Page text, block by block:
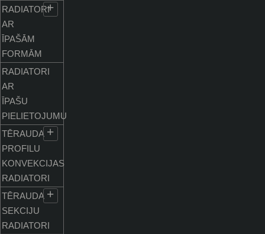
RADIATORI
AR
ĪPAŠĀM
FORMĀM
+
RADIATORI
AR
ĪPAŠU
PIELIETOJUMU
TĒRAUDA
PROFILU
KONVEKCIJAS
RADIATORI
+
TĒRAUDA
SEKCIJU
RADIATORI
+